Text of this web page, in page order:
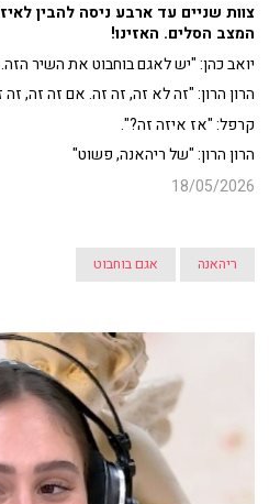
צוות שניים עד ארבע ניסה להבין
המצב הסלים. האזינו!
יואב כהן: "יש לאגם בוחבוט את השיר
הרון הרון: "זה לא זה, זה זה. אם זה זה,
קרפל: "אז איזה זה?".
הרון הרון: "של ריהאנה, פשוט"
18/05/2026
ריהאנה אגם בוחבוט